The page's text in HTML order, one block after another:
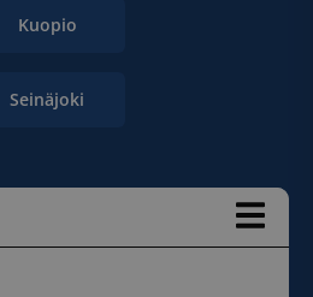
Kuopio
Seinäjoki